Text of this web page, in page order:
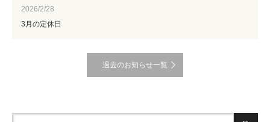
2026/2/28
3月の定休日
過去のお知らせ一覧